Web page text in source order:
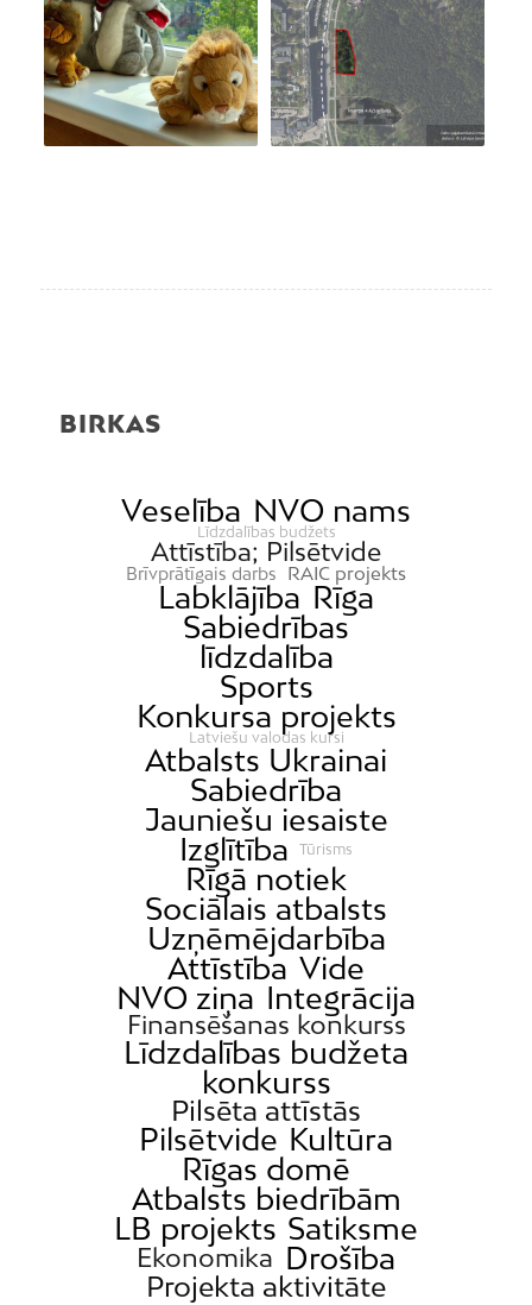
BIRKAS
Veselība NVO nams
Līdzdalības budžets
Attīstība; Pilsētvide
Brīvprātīgais darbs RAIC projekts
Labklājība Rīga
Sabiedrības
līdzdalība
Sports
Konkursa projekts
Latviešu valodas kursi
Atbalsts Ukrainai
Sabiedrība
Jauniešu iesaiste
Izglītība
Tūrisms
Rīgā notiek
Sociālais atbalsts
Uzņēmējdarbība
Attīstība Vide
NVO ziņa Integrācija
Finansēšanas konkurss
Līdzdalības budžeta
konkurss
Pilsēta attīstās
Pilsētvide Kultūra
Rīgas domē
Atbalsts biedrībām
LB projekts Satiksme
Ekonomika Drošība
Projekta aktivitāte